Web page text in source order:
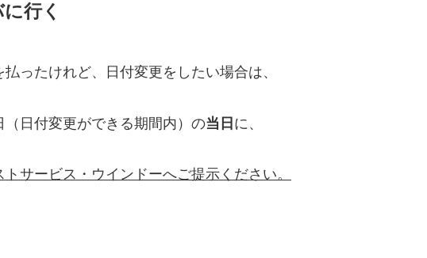
行く
ったけれど、日付変更をしたい場合は、
日付変更ができる期間内）の当日 に、
サービス・ウインドーへご提示ください。